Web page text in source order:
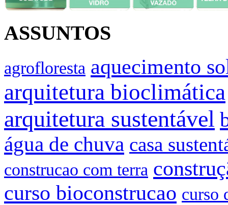
ASSUNTOS
agrofloresta aquecimento
arquitetura bioclimática
arquitetura sustentável
água de chuva casa
construcao com terra
curso bioconstrucao curso